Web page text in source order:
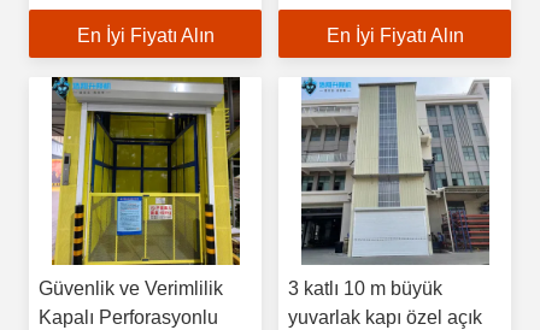
Platformu, 3-6M
Yükseklik ve Depo
En İyi Fiyatı Alın
Depo Kılavuz Raylı
Kargo Kaldırma
En İyi Fiyatı Alın
Güvenlik ve Verimlilik
Kapalı Perforasyonlu
3 katlı 10 m büyük
yuvarlak kapı özel açık